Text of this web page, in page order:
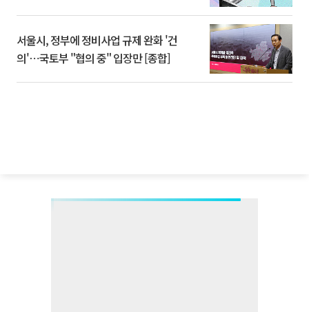
서울시, 정부에 정비사업 규제 완화 '건
의'⋯국토부 "협의 중" 입장만 [종합]